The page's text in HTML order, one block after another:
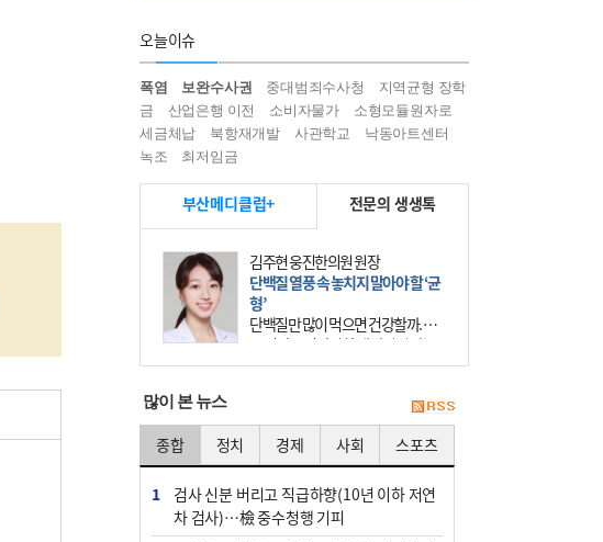
오늘이슈
폭염 보완수사권 중대범죄수사청
지역균형 장학
금
산업은행 이전 소비자물가
소형모듈원자로
세금체납
북항재개발 사관학교
낙동아트센터
녹조
최저임금
부산메디클럽+ 전문의 생생톡
김주현 웅진한의원 원장
단백질 열풍 속 놓치지 말아야 할 ‘균
형’
단백질만 많이 먹으면 건강할까. 요
즘 건강을 이야기할 때 빠지지 않는
키워드가 단백질이다. 헬스장을 다니
많이 본 뉴스
종합 정치 경제 사회 스포츠
1
검사 신분 버리고 직급하향(10년 이하 저연
차 검사)…檢 중수청행 기피